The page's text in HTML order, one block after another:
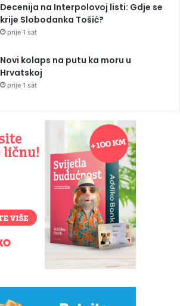
Decenija na Interpolovoj listi: Gdje se
krije Slobodanka Tošić?
prije 1 sat
Novi kolaps na putu ka moru u
Hrvatskoj
prije 1 sat